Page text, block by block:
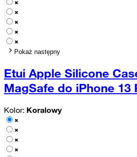
Pokaż następny
Etui Apple Silicone
MagSafe do iPhone 13
Kolor: Koralowy